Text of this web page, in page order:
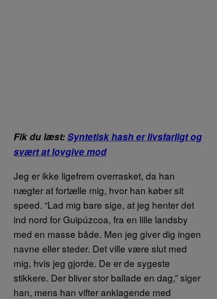
Fik du læst:Syntetisk hash er livsfarligt og
svært at lovgive mod
Jeg er ikke ligefrem overrasket, da han
nægter at fortælle mig, hvor han køber sit
speed. “Lad mig bare sige, at jeg henter det
ind nord for Guipúzcoa, fra en lille landsby
med en masse både. Men jeg giver dig ingen
navne eller steder. Det ville være slut med
mig, hvis jeg gjorde. De er de sygeste
stikkere. Der bliver stor ballade en dag,” siger
han, mens han vifter anklagende med